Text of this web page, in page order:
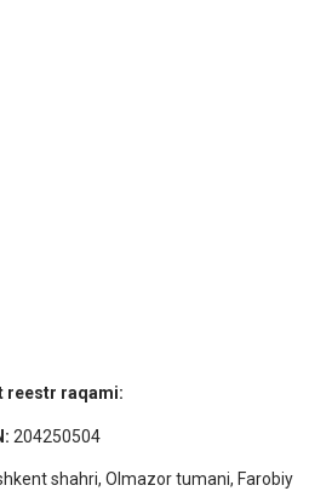
reestr raqami:
204250504
shahri, Olmazor tumani, Farobiy